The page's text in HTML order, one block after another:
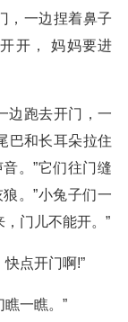
，一边捏着鼻子
开， 妈妈要进
边跑去开门，一
巴和长耳朵拉住
。”它们往门缝
。”小兔子们一
门儿不能开。”
点开门啊!”
一瞧。”